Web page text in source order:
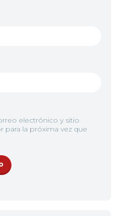
electrónico y sitio
para la próxima vez que